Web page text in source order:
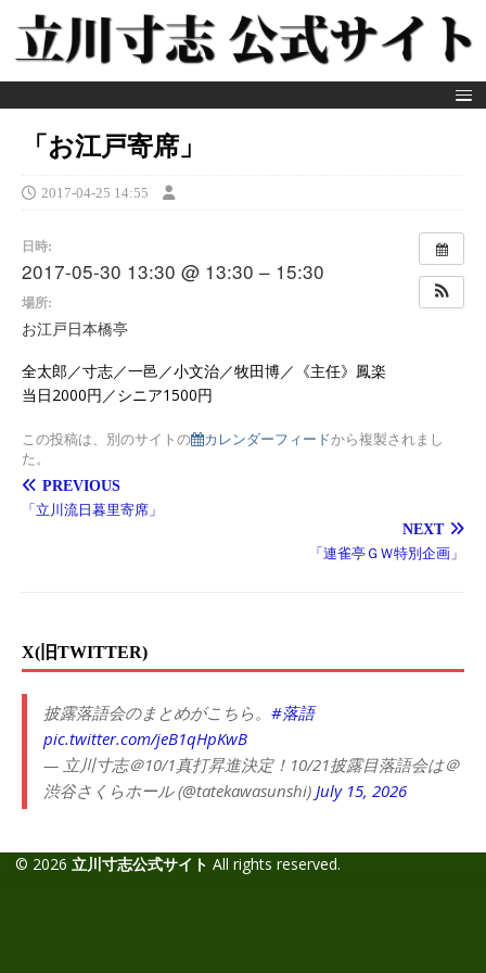
「お江戸寄席」
2017-04-25 14:55
日時:
2017-05-30 13:30 @ 13:30 – 15:30
場所:
お江戸日本橋亭
全太郎／寸志／一邑／小文治／牧田博／《主任》鳳楽
当日2000円／シニア1500円
この投稿は、別のサイトの カレンダーフィードから複製されまし
た。
PREVIOUS
「立川流日暮里寄席」
NEXT
「連雀亭ＧＷ特別企画」
X(旧TWITTER)
披露落語会のまとめがこちら。 #落語
pic.twitter.com/jeB1qHpKwB
— 立川寸志＠10/1真打昇進決定！10/21披露目落語会は＠
渋谷さくらホール (@tatekawasunshi) July 15, 2026
© 2026 立川寸志公式サイト All rights reserved.